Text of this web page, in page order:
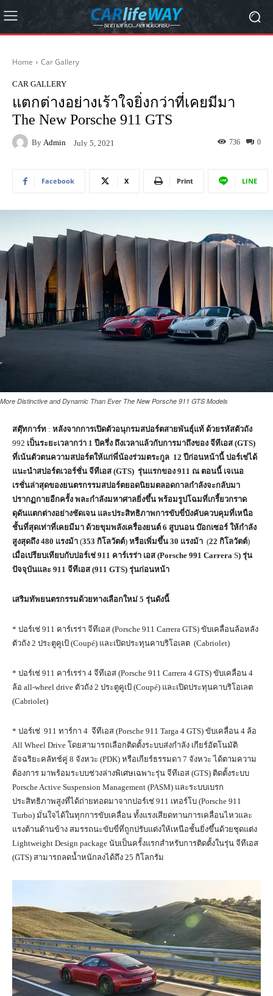
Home Car Gallery
CAR GALLERY
แตกต่างอย่างเร้าใจยิ่งกว่าที่เคยมีมา
The New Porsche 911 GTS
By Admin July 5, 2021 0
736
Facebook X Print LINE
More Distinctive and Dynamic Than Ever The New Porsche 911 GTS Models
สตุ๊ทการ์ท : หลังจากการเปิดตัวอนุกรมสปอร์ตสายพันธุ์แท้ ด้วยรหัสตัวถัง
992 เป็นระยะเวลากว่า 1 ปีครึ่ง ถึงเวลาแล้วกับการมาถึงของ จีทีเอส(GTS)
ที่เน้นตัวตนความสปอร์ตให้แก่พี่น้องร่วมตระกูล 12 ปีก่อนหน้านี้ ปอร์เช่ได้
แนะนำสปอร์ตเวอร์ชั่น จีทีเอส(GTS) รุ่นแรกของ 911 ณ ตอนนี้ เจเนอ
เรชั่นล่าสุดของยนตรกรรมสปอร์ตยอดนิยมตลอดกาลกำลังจะกลับมา
ปรากฏกายอีกครั้ง พละกำลังมหาศาลยิ่งขึ้น พร้อมรูปโฉมที่เกรี้ยวกราด
ดุดันแตกต่างอย่างชัดเจน และประสิทธิภาพการขับขี่บังคับควบคุมที่เหนือ
ชั้นที่สุดเท่าที่เคยมีมา ด้วยขุมพลังเครื่องยนต์ 6 สูบนอน บ๊อกเซอร์ ให้กำลัง
สูงสุดถึง 480 แรงม้า (353 กิโลวัตต์) หรือเพิ่มขึ้น 30 แรงม้า (22 กิโลวัตต์)
เมื่อเปรียบเทียบกับปอร์เช่ 911 คาร์เรร่า เอส (Porsche 991 Carrera S) รุ่น
ปัจจุบันและ 911 จีทีเอส(911 GTS) รุ่นก่อนหน้า
เสริมทัพยนตรกรรมด้วยทางเลือกใหม่ 5 รุ่นดังนี้
* ปอร์เช่ 911 คาร์เรร่า จีทีเอส (Porsche 911 Carrera GTS) ขับเคลื่อนล้อหลัง
ตัวถัง 2 ประตูคูเป้ (Coupé) และเปิดประทุนคาบริโอเลต (Cabriolet)
* ปอร์เช่ 911 คาร์เรร่า 4 จีทีเอส (Porsche 911 Carrera 4 GTS) ขับเคลื่อน 4
ล้อ all-wheel drive ตัวถัง 2 ประตูคูเป้ (Coupé) และเปิดประทุนคาบริโอเลต
(Cabriolet)
* ปอร์เช่ 911 ทาร์กา 4 จีทีเอส (Porsche 911 Targa 4 GTS) ขับเคลื่อน 4 ล้อ
All Wheel Drive โดยสามารถเลือกติดตั้งระบบส่งกำลัง เกียร์อัตโนมัติ
อัจฉริยะคลัทช์คู่ 8 จังหวะ (PDK) หรือเกียร์ธรรมดา 7 จังหวะ ได้ตามความ
ต้องการ มาพร้อมระบบช่วงล่างพิเศษเฉพาะรุ่น จีทีเอส (GTS) ติดตั้งระบบ
Porsche Active Suspension Management (PASM) และระบบเบรก
ประสิทธิภาพสูงที่ได้ถ่ายทอดมาจากปอร์เช่ 911 เทอร์โบ (Porsche 911
Turbo) มั่นใจได้ในทุกการขับเคลื่อน ทั้งแรงเสียดทานการเคลื่อนไหวและ
แรงต้านด้านข้าง สมรรถนะขับขี่ที่ถูกปรับแต่งให้เหนือชั้นยิ่งขึ้นด้วยชุดแต่ง
Lightweight Design package นับเป็นครั้งแรกสำหรับการติดตั้งในรุ่น จีทีเอส
(GTS) สามารถลดน้ำหนักลงได้ถึง 25 กิโลกรัม